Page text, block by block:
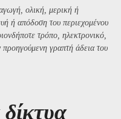
ολική, μερική ή
ή απόδοση του περιεχομένου
τρόπο, ηλεκτρονικό,
γραπτή άδεια του